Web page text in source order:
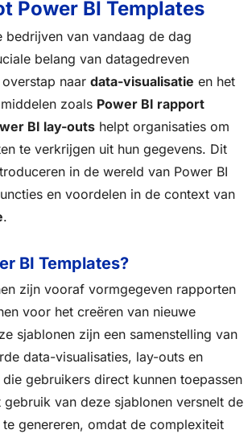
Power BI Templates
bedrijven van vandaag de dag
belang van datagedreven
naar data-visualisatie en het
zoals Power BI rapport
BI lay-outs helpt organisaties om
te verkrijgen uit hun gegevens. Dit
in de wereld van Power BI
en voordelen in de context van
.
BI Templates?
zijn vooraf vormgegeven rapporten
voor het creëren van nieuwe
sjablonen zijn een samenstelling van
data-visualisaties, lay-outs en
die gebruikers direct kunnen toepassen
van deze sjablonen versnelt de
genereren, omdat de complexiteit